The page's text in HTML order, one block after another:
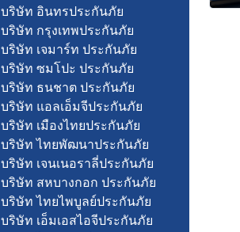
บริษัท อินทรประกันภัย
บริษัท กรุงเทพประกันภัย
บริษัท เจมาร์ท ประกันภัย
บริษัท ซมโปะ ประกันภัย
บริษัท ธนชาต ประกันภัย
บริษัท แอลเอ็มจีประกันภัย
บริษัท เมืองไทยประกันภัย
บริษัท ไทยพัฒนาประกันภัย
บริษัท เจนเนอราลี่ประกันภัย
บริษัท สหบางกอก ประกันภัย
บริษัท ไทยไพบูลย์ประกันภัย
บริษัท เอ็มเอสไอจีประกันภัย